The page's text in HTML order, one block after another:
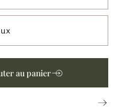
au panier